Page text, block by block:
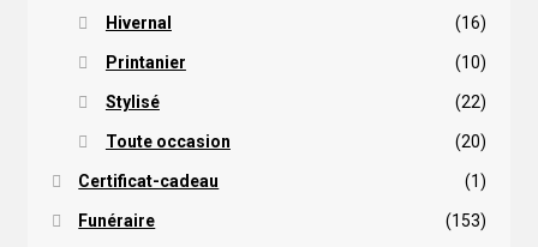
Hivernal (16)
Printanier (10)
Stylisé (22)
Toute occasion (20)
Certificat-cadeau (1)
Funéraire (153)